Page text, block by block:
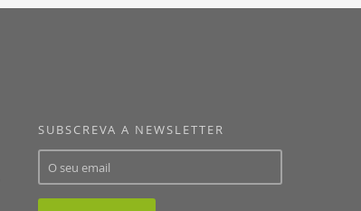
SUBSCREVA A NEWSLETTER